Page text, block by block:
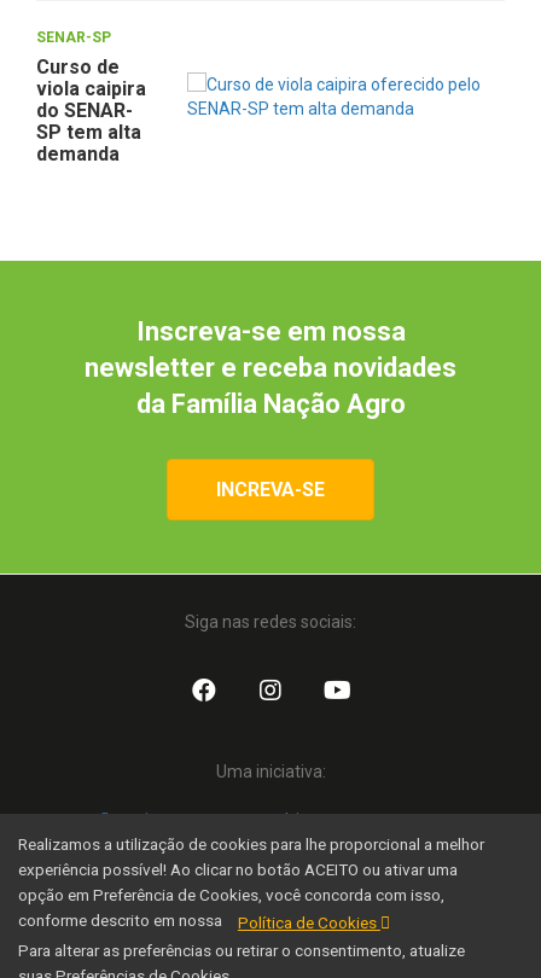
SENAR-SP
Curso de
viola caipira
do SENAR-
SP tem alta
demanda
Inscreva-se em nossa
newsletter e receba novidades
da Família Nação Agro
INCREVA-SE
Siga nas redes sociais:
Uma iniciativa:
Família Nação Agro © 2020 Todos os direitos reservados.
Desenvolvido por SEOX
Realizamos a utilização de cookies para lhe proporcional a melhor
experiência possível! Ao clicar no botão ACEITO ou ativar uma
opção em Preferência de Cookies, você concorda com isso,
conforme descrito em nossa
Para alterar as preferências ou retirar o consentimento, atualize
Política de Cookies